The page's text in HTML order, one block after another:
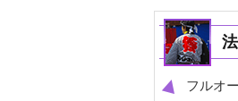
フルオ